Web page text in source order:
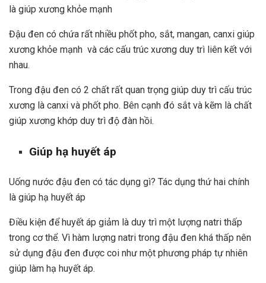
là giúp xương khỏe mạnh
Đậu đen có chứa rất nhiều phốt pho, sắt, mangan, canxi giúp
xương khỏe mạnh và các cấu trúc xương duy trì liên kết với
nhau.
Trong đậu đen có 2 chất rất quan trọng giúp duy trì cấu trúc
xương là canxi và phốt pho. Bên cạnh đó sắt và kẽm là chất
giúp xương khớp duy trì độ đàn hồi.
Giúp hạ huyết áp
Uống nước đậu đen có tác dụng gì? Tác dụng thứ hai chính
là giúp hạ huyết áp
Điều kiện để huyết áp giảm là duy trì một lượng natri thấp
trong cơ thể. Vì hàm lượng natri trong đậu đen khá thấp nên
sử dụng đậu đen được coi như một phương pháp tự nhiên
giúp làm hạ huyết áp.